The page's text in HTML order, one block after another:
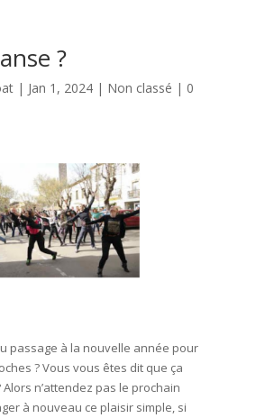
?
| Jan 1, 2024| Non classé | 0
passage à la nouvelle année pour
? Vous vous êtes dit que ça
n’attendez pas le prochain
à nouveau ce plaisir simple, si